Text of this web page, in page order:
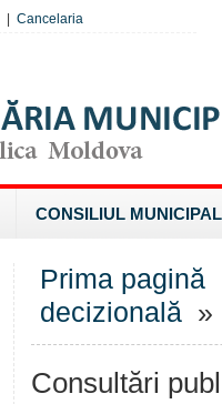
Cancelaria
CONSILIUL MUNICIPAL
Prima pagină
decizională »
Consultări